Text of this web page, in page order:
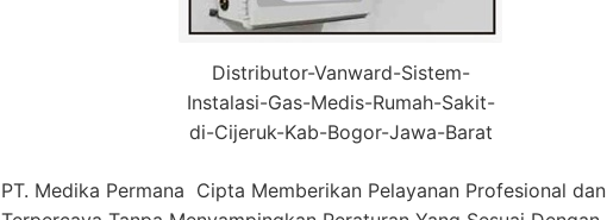
Distributor-Vanward-Sistem-
Instalasi-Gas-Medis-Rumah-Sakit-
di-Cijeruk-Kab-Bogor-Jawa-Barat
PT. Medika Permana Cipta Memberikan Pelayanan Profesional dan